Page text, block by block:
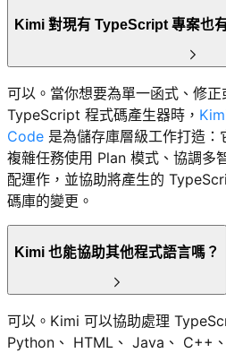
Kimi 對現有 TypeScript 專案也
可以。當你想要為單一函式、修
TypeScript 程式碼產生器時，
Code 是為儲存庫層級工作打造
複雜任務使用 Plan 模式、協調多
配運作，並協助將產生的
碼庫的變更。
Kimi 也能協助其他程式語言嗎？
可以。Kimi 可以協助處理
Python、 HTML、 Java、 C++